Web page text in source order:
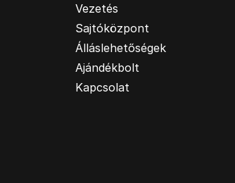
Vezetés
Sajtóközpont
Álláslehetőségek
Ajándékbolt
Kapcsolat